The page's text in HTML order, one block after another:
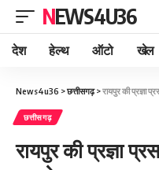
NEWS4U36
देश हेल्थ ऑटो खेल
News4u36 >छत्तीसगढ़>रायपुर की प्रज्ञा
छत्तीसगढ़
रायपुर की प्रज्ञा